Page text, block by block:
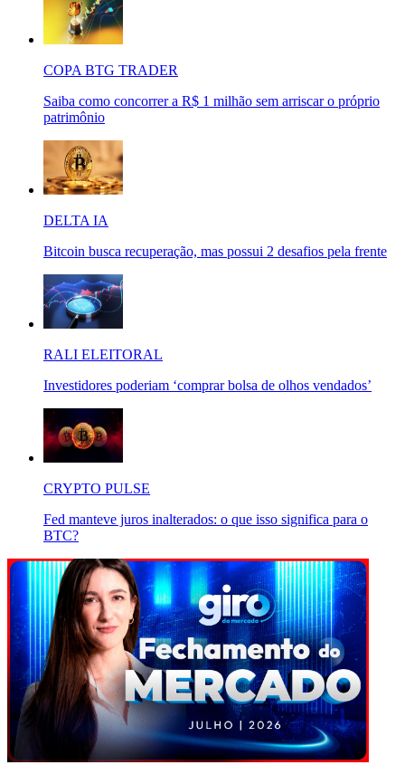
COPA BTG TRADER
Saiba como concorrer a R$ 1 milhão sem arriscar o próprio
patrimônio
DELTA IA
Bitcoin busca recuperação, mas possui 2 desafios pela frente
RALI ELEITORAL
Investidores poderiam ‘comprar bolsa de olhos vendados’
CRYPTO PULSE
Fed manteve juros inalterados: o que isso significa para o
BTC?